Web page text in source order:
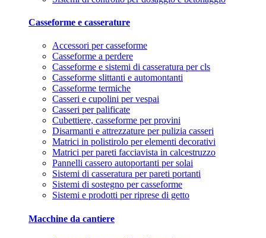
Casseforme e casserature
Accessori per casseforme
Casseforme a perdere
Casseforme e sistemi di casseratura per cls
Casseforme slittanti e automontanti
Casseforme termiche
Casseri e cupolini per vespai
Casseri per palificate
Cubettiere, casseforme per provini
Disarmanti e attrezzature per pulizia casseri
Matrici in polistirolo per elementi decorativi
Matrici per pareti facciavista in calcestruzzo
Pannelli cassero autoportanti per solai
Sistemi di casseratura per pareti portanti
Sistemi di sostegno per casseforme
Sistemi e prodotti per riprese di getto
Macchine da cantiere